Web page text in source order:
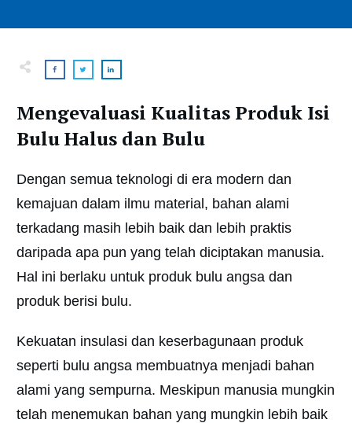
Mengevaluasi Kualitas Produk Isi
Bulu Halus dan Bulu
Dengan semua teknologi di era modern dan
kemajuan dalam ilmu material, bahan alami
terkadang masih lebih baik dan lebih praktis
daripada apa pun yang telah diciptakan manusia.
Hal ini berlaku untuk produk bulu angsa dan
produk berisi bulu.
Kekuatan insulasi dan keserbagunaan produk
seperti bulu angsa membuatnya menjadi bahan
alami yang sempurna. Meskipun manusia mungkin
telah menemukan bahan yang mungkin lebih baik